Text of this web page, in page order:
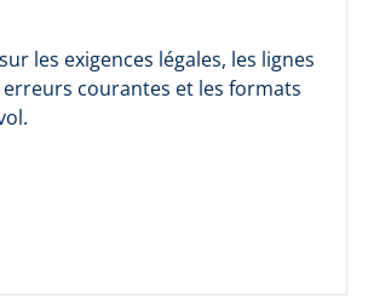
les exigences légales, les lignes
courantes et les formats